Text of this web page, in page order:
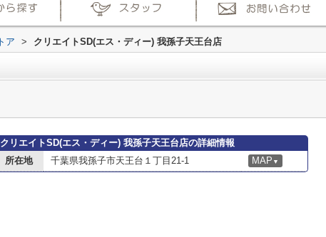
ア > クリエイトSD(エス・ディー) 我孫子天王台店
クリエイトSD(エス・ディー) 我孫子天王台店の詳細情報
所在地
千葉県我孫子市天王台１丁目21-1 MAP ▼